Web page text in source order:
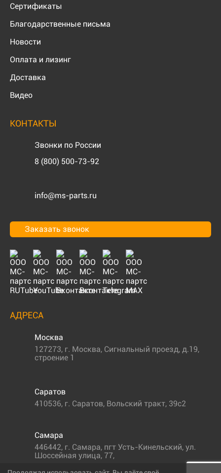
Сертификаты
Благодарственные письма
Новости
Оплата и лизинг
Доставка
Видео
КОНТАКТЫ
Звонки по России
8 (800) 500-73-92
info@ms-parts.ru
Заказать звонок
АДРЕСА
Москва
127273, г. Москва, Сигнальный проезд, д.19,
строение 1
Саратов
410536, г. Саратов, Вольский тракт, 39с2
Самара
446442, г. Самара, пгт Усть-Кинельский, ул.
Шоссейная улица, 77,